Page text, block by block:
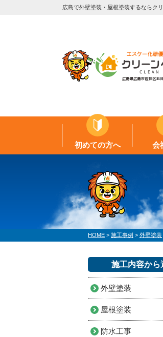
広島で外壁塗装・屋根塗装するならク
初めての方へ 会
HOME > 施工事例 > 外壁塗装
施工内容から
外壁塗装
屋根塗装
防水工事